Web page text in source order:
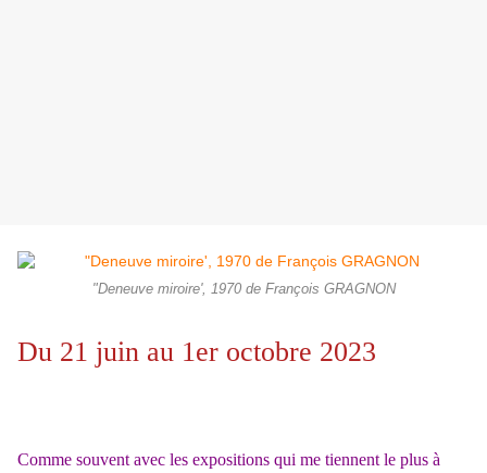
"Deneuve miroire', 1970 de François GRAGNON
Du 21 juin au 1er octobre 2023
Comme souvent avec les expositions qui me tiennent le plus à